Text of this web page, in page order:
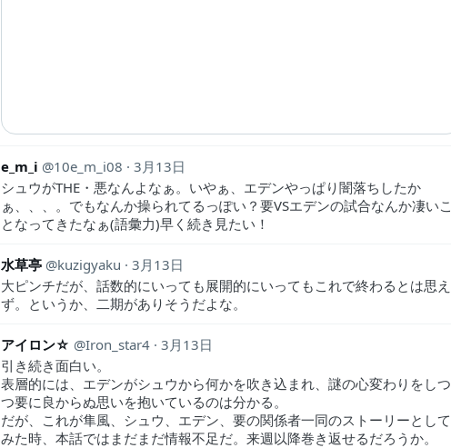
e_m_i 10e_m_i08
3月13日
シュウがTHE・悪なんよなぁ。いやぁ、エデンやっぱり闇落ちしたか
ぁ、、、。でもなんか操られてるっぽい？要VSエデンの試合なんか凄いこ
となってきたなぁ(語彙力)早く続き見たい！
水草亭 kuzigyaku
3月13日
大ピンチだが、話数的にいっても展開的にいってもこれで終わるとは思え
ず。というか、二期がありそうだよな。
アイロン☆ Iron_star4
3月13日
引き続き面白い。
表層的には、エデンがシュウから何かを吹き込まれ、謎の心変わりをしつ
つ要に良からぬ思いを抱いているのは分かる。
だが、これが隼風、シュウ、エデン、要の関係者一同のストーリーとして
みた時、本話ではまだまだ情報不足だ。来週以降巻き返せるだろうか。